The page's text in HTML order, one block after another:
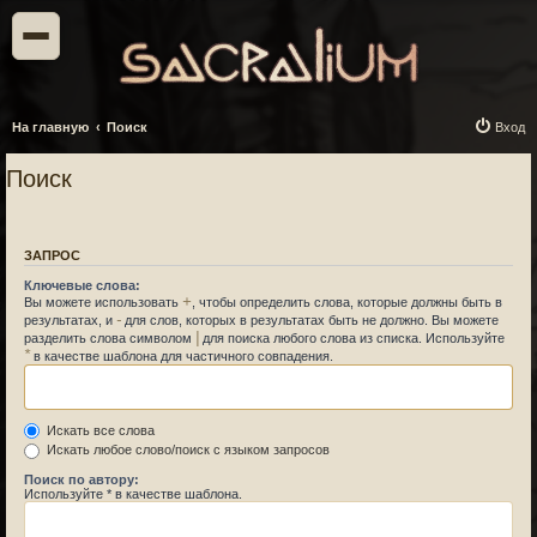
На главную Поиск Вход
Поиск
ЗАПРОС
Ключевые слова:
Вы можете использовать + , чтобы определить слова, которые должны быть в
результатах, и - для слов, которых в результатах быть не должно. Вы можете
разделить слова символом | для поиска любого слова из списка. Используйте
*в качестве шаблона для частичного совпадения.
Искать все слова
Искать любое слово/поиск с языком запросов
Поиск по автору:
Используйте * в качестве шаблона.